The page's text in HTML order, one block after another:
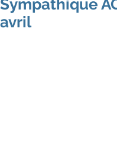
Sympathique
avril